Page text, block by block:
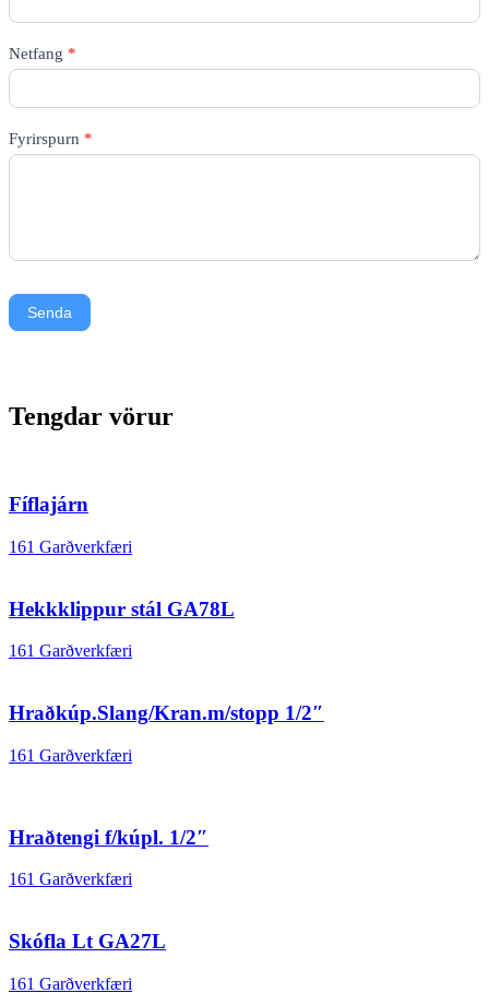
Netfang *
Fyrirspurn *
Senda
Tengdar vörur
Fíflajárn
161 Garðverkfæri
Hekkklippur stál GA78L
161 Garðverkfæri
Hraðkúp.Slang/Kran.m/stopp 1/2″
161 Garðverkfæri
Hraðtengi f/kúpl. 1/2″
161 Garðverkfæri
Skófla Lt GA27L
161 Garðverkfæri